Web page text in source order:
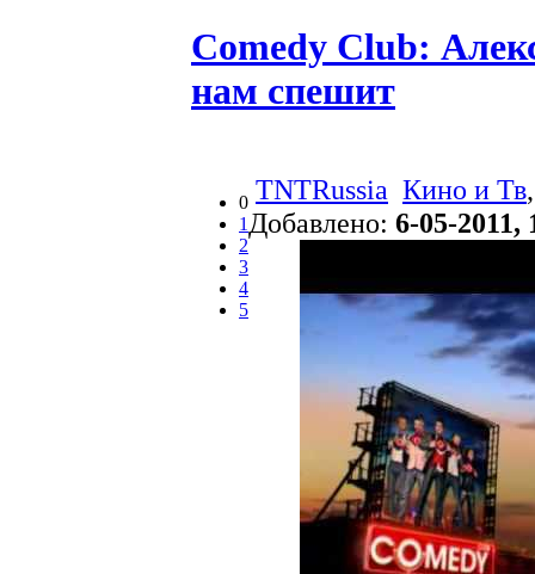
Comedy Club:
нам спешит
0
1
2
3
4
5
TNTRussia Кино и Тв
Добавлено: 6-05-2011,